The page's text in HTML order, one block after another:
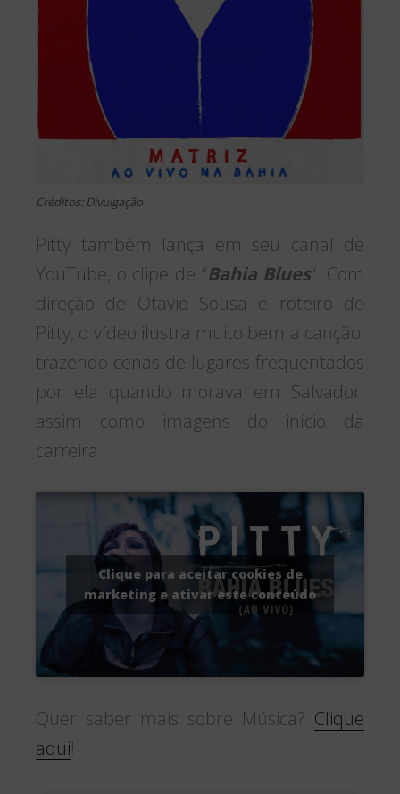
Créditos: Divulgação
Pitty também lança em seu canal de
YouTube, o clipe de “Bahia Blues“. Com
direção de Otavio Sousa e roteiro de
Pitty, o vídeo ilustra muito bem a canção,
trazendo cenas de lugares frequentados
por ela quando morava em Salvador,
assim como imagens do início da
carreira.
Clique para aceitar cookies de
marketing e ativar este conteúdo
Quer saber mais sobre Música? Clique
aqui!